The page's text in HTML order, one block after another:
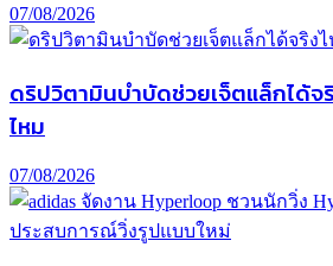
07/08/2026
ดริปวิตามินบำบัดช่วยเจ็ตแล็กได้จ
ไหม
07/08/2026